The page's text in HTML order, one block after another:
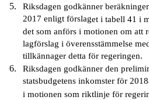
Riksdagen godkänner
2017 enligt förslaget i tabell 41i
det som anförs i motionen om att
lagförslag i överensstämmelse
tillkännager detta för regeringen.
Riksdagen godkänner den
statsbudgetens inkomster för 2018
i motionensom riktlinje för